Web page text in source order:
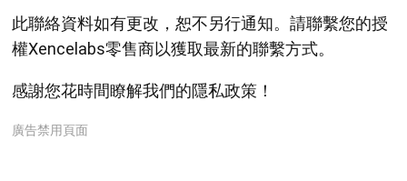
此聯絡資料如有更改，恕不另行通知。請聯繫您的授
權Xencelabs零售商以獲取最新的聯繫方式。
感謝您花時間瞭解我們的隱私政策！
廣告禁用頁面